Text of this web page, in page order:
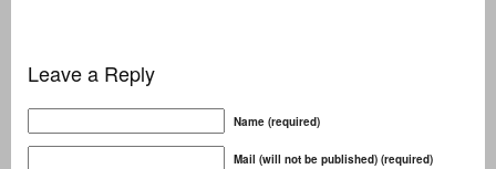
Leave a Reply
Name (required)
Mail (will not be published) (required)